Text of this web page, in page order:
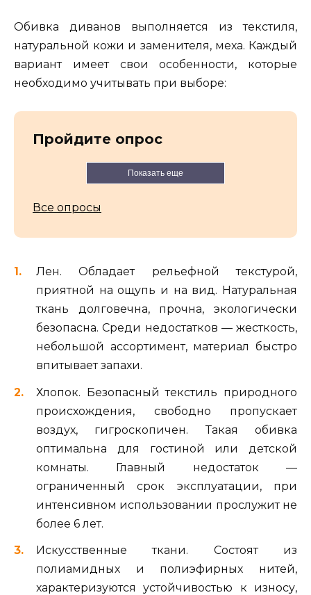
Обивка диванов выполняется из текстиля,
натуральной кожи и заменителя, меха. Каждый
вариант имеет свои особенности, которые
необходимо учитывать при выборе:
Пройдите опрос
Показать еще
Все опросы
Лен. Обладает рельефной текстурой,
приятной на ощупь и на вид. Натуральная
ткань долговечна, прочна, экологически
безопасна. Среди недостатков — жесткость,
небольшой ассортимент, материал быстро
впитывает запахи.
Хлопок. Безопасный текстиль природного
происхождения, свободно пропускает
воздух, гигроскопичен. Такая обивка
оптимальна для гостиной или детской
комнаты. Главный недостаток —
ограниченный срок эксплуатации, при
интенсивном использовании прослужит не
более 6 лет.
Искусственные ткани. Состоят из
полиамидных и полиэфирных нитей,
характеризуются устойчивостью к износу,